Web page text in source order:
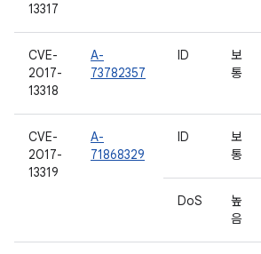
13317
CVE-
2017-
13318
A-
73782357
ID
보
통
CVE-
2017-
13319
A-
71868329
ID
보
통
DoS
높
음